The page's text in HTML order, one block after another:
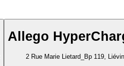
Allego
2 Rue Marie Lietard_Bp 119, Liévin